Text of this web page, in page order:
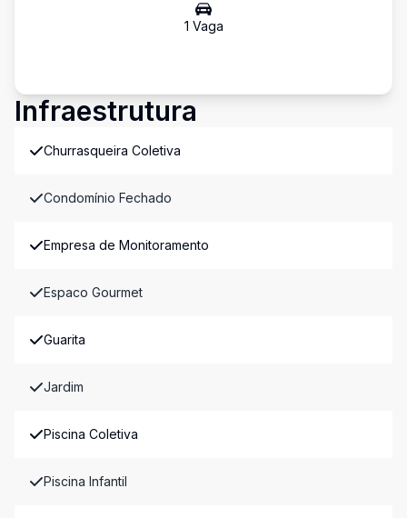
1 Vaga
Infraestrutura
Churrasqueira Coletiva
Condomínio Fechado
Empresa de Monitoramento
Espaco Gourmet
Guarita
Jardim
Piscina Coletiva
Piscina Infantil